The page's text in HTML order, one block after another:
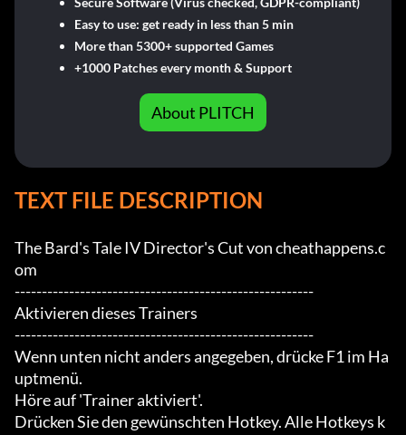
Easy to use: get ready in less than 5 min
More than 5300+ supported Games
+1000 Patches every month & Support
About PLITCH
TEXT FILE DESCRIPTION
The Bard's Tale IV Director's Cut von cheathappens.c
om
-------------------------------------------------------
Aktivieren dieses Trainers
-------------------------------------------------------
Wenn unten nicht anders angegeben, drücke F1 im Ha
uptmenü.
Höre auf 'Trainer aktiviert'.
Drücken Sie den gewünschten Hotkey. Alle Hotkeys k